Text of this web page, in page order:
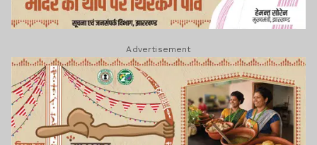
Advertisement